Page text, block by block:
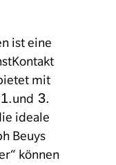
ist eine
mit
1.und 3.
ideale
Beuys
können